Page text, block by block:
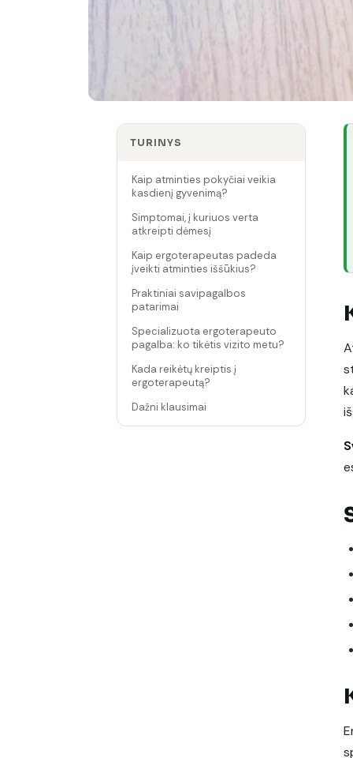
TURINYS
Kaip atminties pokyčiai veikia
kasdienį gyvenimą?
Simptomai, į kuriuos verta
atkreipti dėmesį
Kaip ergoterapeutas padeda
įveikti atminties iššūkius?
Praktiniai savipagalbos
patarimai
Specializuota ergoterapeuto
pagalba: ko tikėtis vizito metu?
Kada reikėtų kreiptis į
ergoterapeutą?
Dažni klausimai